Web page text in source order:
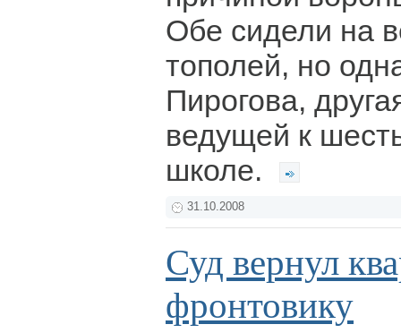
Обе сидели на
тополей, но
Пирогова,
ведущей к
школе.
31.10.2008
Суд вернул
фронтовику